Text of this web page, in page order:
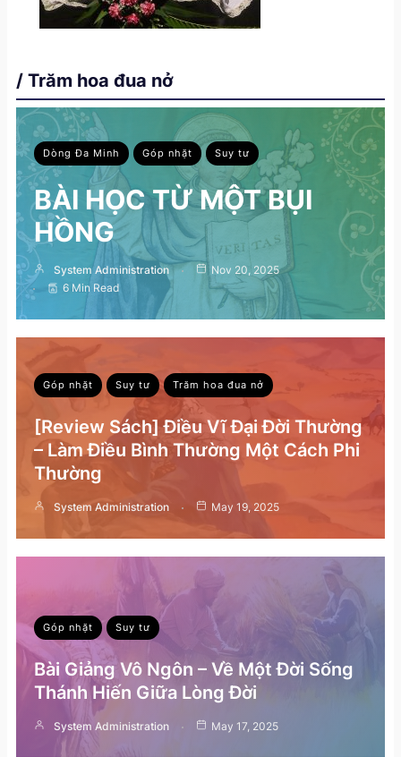
/ Trăm hoa đua nở
Dòng Đa Minh Góp nhặt Suy tư
BÀI HỌC TỪ MỘT BỤI
HỒNG
System Administration
Nov 20, 2025
6 Min Read
Góp nhặt Suy tư Trăm hoa đua nở
[Review Sách] Điều Vĩ Đại Đời Thường
– Làm Điều Bình Thường Một Cách Phi
Thường
System Administration May 19, 2025
Góp nhặt Suy tư
Bài Giảng Vô Ngôn – Về Một Đời Sống
Thánh Hiến Giữa Lòng Đời
System Administration May 17, 2025